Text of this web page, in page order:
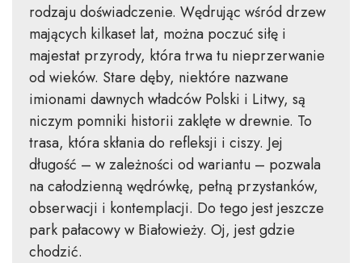
rodzaju doświadczenie. Wędrując wśród drzew
mających kilkaset lat, można poczuć siłę i
majestat przyrody, która trwa tu nieprzerwanie
od wieków. Stare dęby, niektóre nazwane
imionami dawnych władców Polski i Litwy, są
niczym pomniki historii zaklęte w drewnie. To
trasa, która skłania do refleksji i ciszy. Jej
długość – w zależności od wariantu – pozwala
na całodzienną wędrówkę, pełną przystanków,
obserwacji i kontemplacji. Do tego jest jeszcze
park pałacowy w Białowieży. Oj, jest gdzie
chodzić.